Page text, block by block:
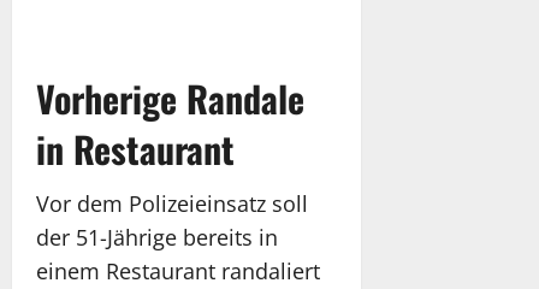
Vorherige Randale
in Restaurant
Vor dem Polizeieinsatz soll
der 51-Jährige bereits in
einem Restaurant randaliert